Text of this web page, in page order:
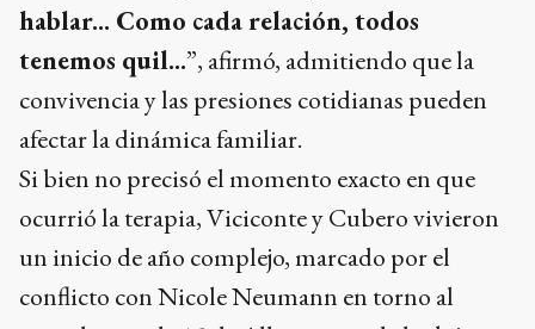
hablar... Como cada relación, todos
tenemos quil...”, afirmó, admitiendo que la
convivencia y las presiones cotidianas pueden
afectar la dinámica familiar.
Si bien no precisó el momento exacto en que
ocurrió la terapia, Viciconte y Cubero vivieron
un inicio de año complejo, marcado por el
conflicto con Nicole Neumann en torno al